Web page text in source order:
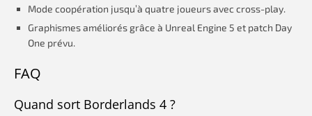
Mode coopération jusqu’à quatre joueurs avec cross-play.
Graphismes améliorés grâce à Unreal Engine 5 et patch Day
One prévu.
FAQ
Quand sort Borderlands 4 ?